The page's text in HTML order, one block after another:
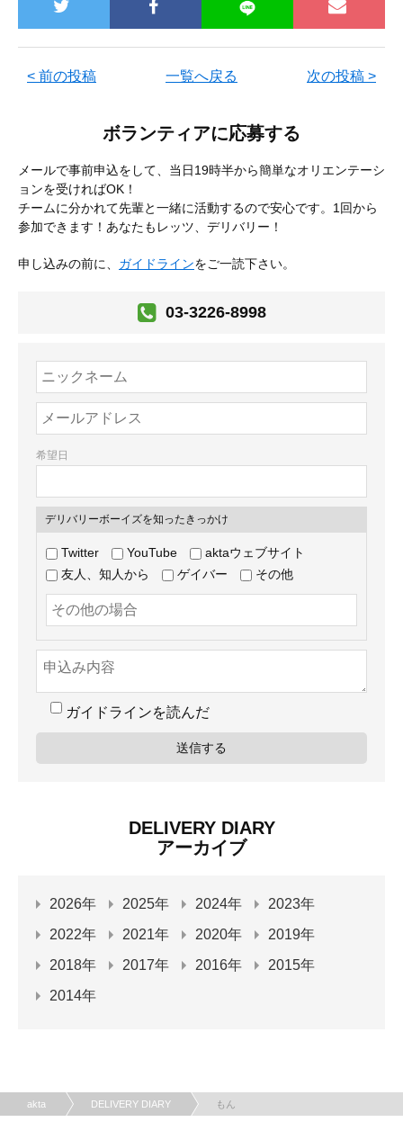
< 前の投稿 次の投稿 >
一覧へ戻る
ボランティアに応募する
メールで事前申込をして、当日19時半から簡単なオリエンテーシ
ョンを受ければOK！
チームに分かれて先輩と一緒に活動するので安心です。1回から
参加できます！あなたもレッツ、デリバリー！
申し込みの前に、 ガイドラインをご一読下さい。
03-3226-8998
希望日
デリバリーボーイズを知ったきっかけ
Twitter YouTube
aktaウェブサイト
友人、知人から
ゲイバー その他
ガイドラインを読んだ
DELIVERY DIARY
アーカイブ
2026年 2025年 2024年
2023年
2022年
2021年 2020年
2019年
2018年
2017年 2016年
2015年
2014年
akta DELIVERY DIARY もん